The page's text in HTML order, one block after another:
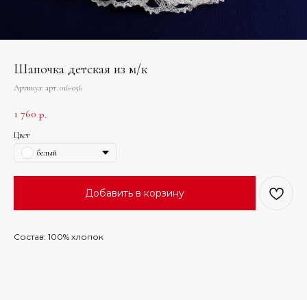
Шапочка детская из м/к
Артикул: арт. 016-056
1 760 р.
Цвет
белый
Добавить в корзину
Состав: 100% хлопок